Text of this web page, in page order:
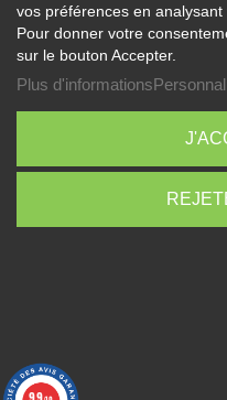
vos préférences en
Pour donner votre
sur le bouton Accepter.
Plus d'informations